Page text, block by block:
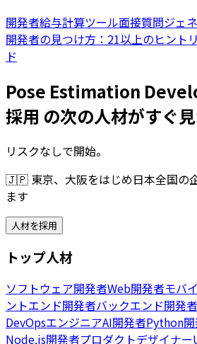
開発者給与計算ツール面接質問ジェ
開発者の見つけ方：21以上のヒント
ド
Pose Estimation
採用 の次の人材がすぐ
リスクなしで開始。
🇯🇵 東京、大阪をはじめ日本全国の
ます
人材を採用
トップ人材
ソフトウェア開発者Web開発者モバ
ントエンド開発者バックエンド開発者
DevOpsエンジニアAI開発者Python
Node.js開発者プロダクトデザイナー